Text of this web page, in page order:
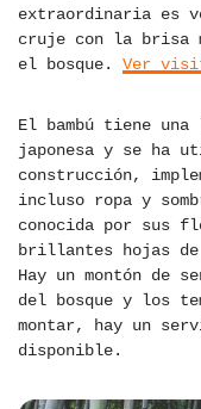
extraordinaria es
cruje con la brisa
el bosque. Ver
El bambú tiene
japonesa y se ha
construcción,
incluso ropa y
conocida por sus
brillantes hojas de
Hay un montón de
del bosque y los
montar, hay un
disponible.